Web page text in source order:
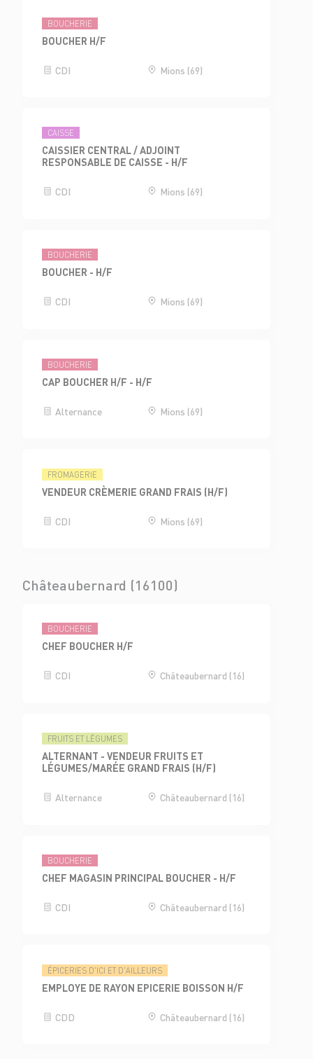
BOUCHERIE
BOUCHER H/F
CDI Mions (69)
CAISSE
CAISSIER CENTRAL / ADJOINT
RESPONSABLE DE CAISSE - H/F
CDI Mions (69)
BOUCHERIE
BOUCHER - H/F
CDI Mions (69)
BOUCHERIE
CAP BOUCHER H/F - H/F
Alternance Mions (69)
FROMAGERIE
VENDEUR CRÈMERIE GRAND FRAIS (H/F)
CDI Mions (69)
Châteaubernard (16100)
BOUCHERIE
CHEF BOUCHER H/F
CDI Châteaubernard (16)
FRUITS ET LÉGUMES
ALTERNANT - VENDEUR FRUITS ET
LÉGUMES/MARÉE GRAND FRAIS (H/F)
Alternance Châteaubernard (16)
BOUCHERIE
CHEF MAGASIN PRINCIPAL BOUCHER - H/F
CDI Châteaubernard (16)
ÉPICERIES D'ICI ET D'AILLEURS
EMPLOYE DE RAYON EPICERIE BOISSON H/F
CDD Châteaubernard (16)